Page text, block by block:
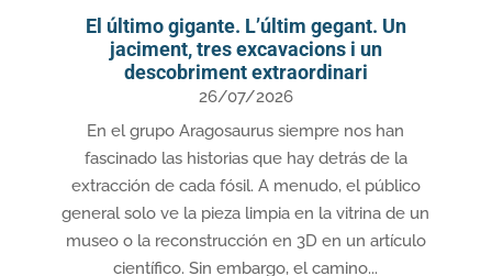
El último gigante. L’últim gegant. Un
jaciment, tres excavacions i un
descobriment extraordinari
26/07/2026
En el grupo Aragosaurus siempre nos han
fascinado las historias que hay detrás de la
extracción de cada fósil. A menudo, el público
general solo ve la pieza limpia en la vitrina de un
museo o la reconstrucción en 3D en un artículo
científico. Sin embargo, el camino...